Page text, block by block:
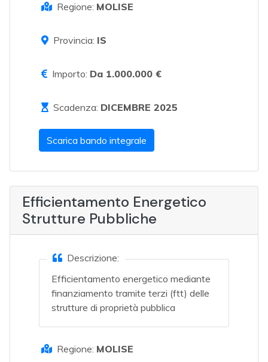
Regione: MOLISE
Provincia: IS
Importo: Da 1.000.000 €
Scadenza: DICEMBRE 2025
Scarica bando integrale
Efficientamento Energetico
Strutture Pubbliche
Descrizione:
Efficientamento energetico mediante
finanziamento tramite terzi (ftt) delle
strutture di proprietà pubblica
Regione: MOLISE